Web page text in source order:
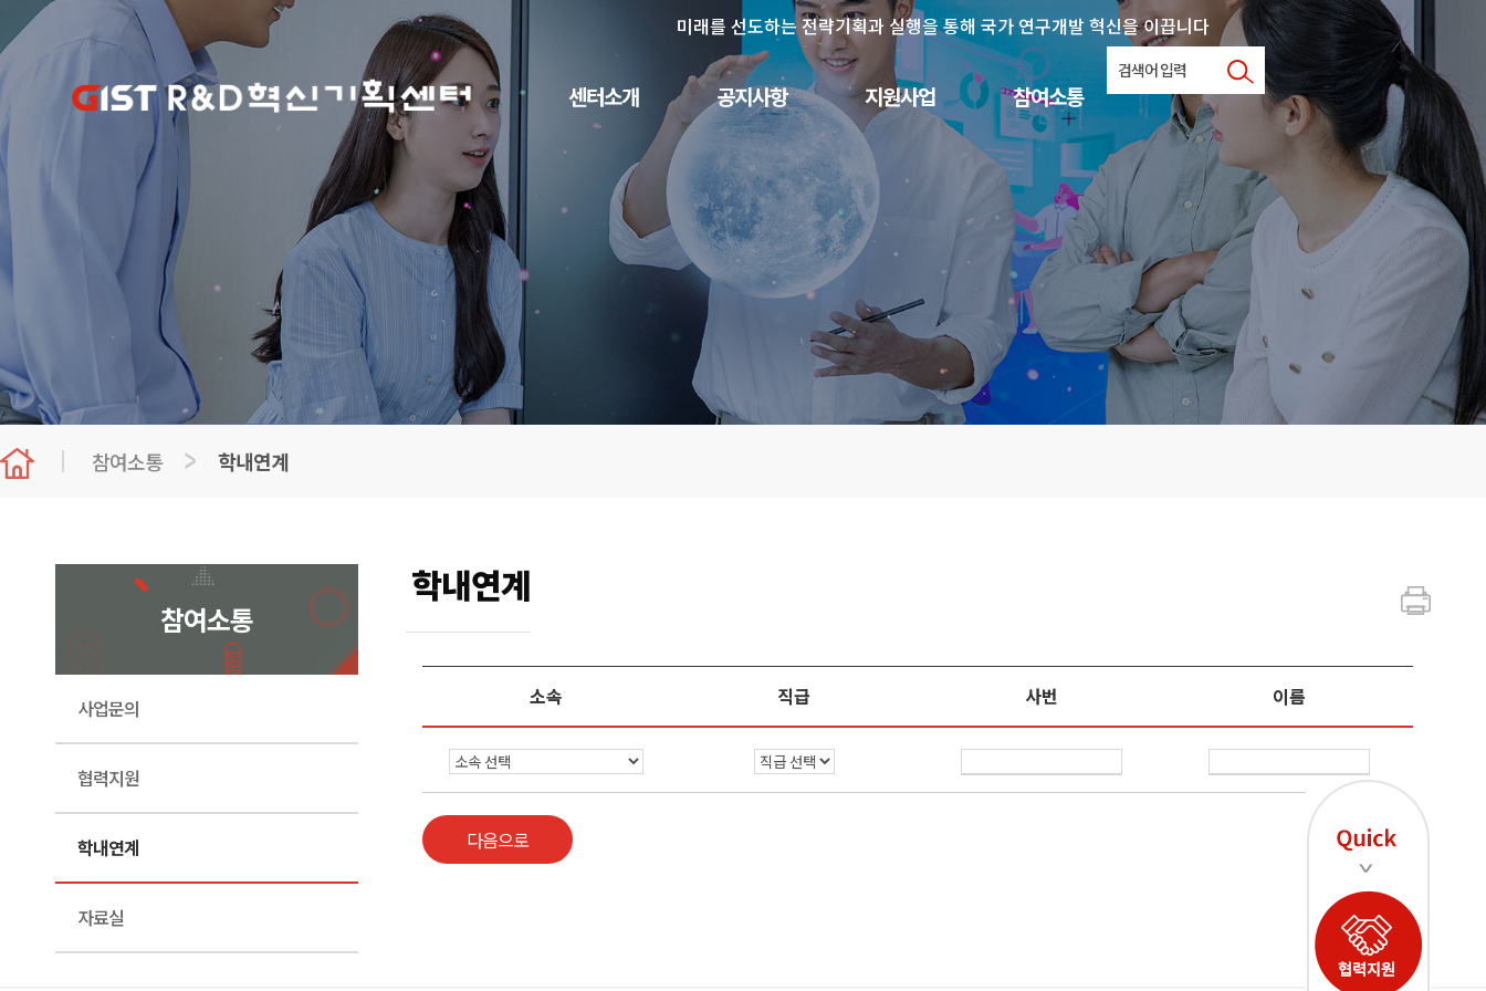
미래를 선도하는 전략기획과 실행을 통해 국가 연구개발 혁신을 이끕니다
센터소개
인사말
센터비전
구성원
공지사항
사업공고
채용공고
보도자료
행사안내
지원사업
PreR&D 지원사업
신규 연구사업 목록
특성화연구사업
참여소통
사업문의
협력지원
학내연계
자료실
참여소통 학내연계
참여소통
사업문의
협력지원
학내연계
자료실
학내연계
소속 직급 사번 이름
다음으로